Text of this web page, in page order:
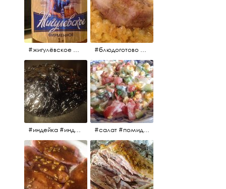
#жигулёвское #пиво #свежеепиво #beer #напиток #блюдоготово #можнокушать #простолук #лук #индейкавфольге #мясоиндейки
#индейка #индейкавфольге #еда #мясоиндейки 🚀 #салат #помидоры #яйцо #огурцы #зелень #кинза #петрушка #укроп #сметана #соль #витамины